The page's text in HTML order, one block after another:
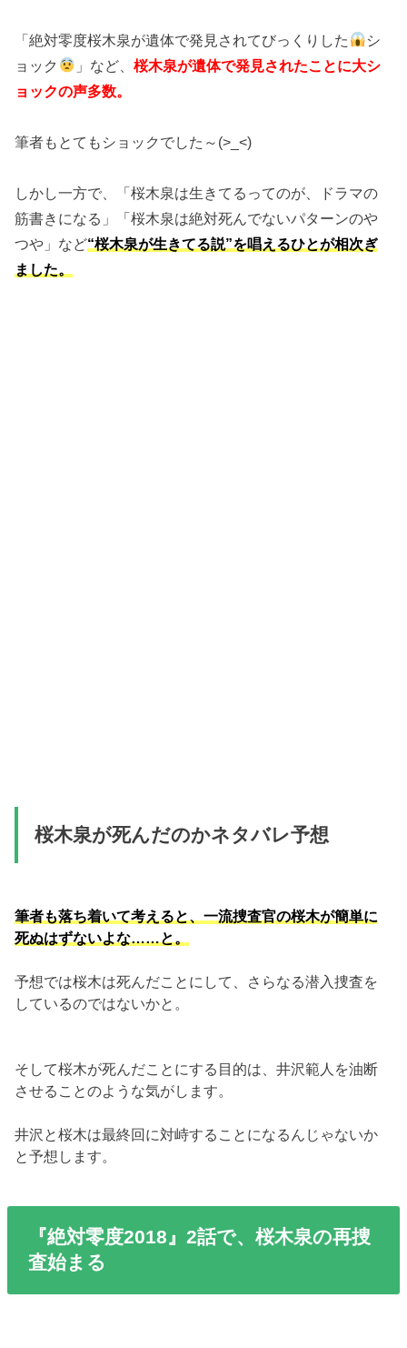
「絶対零度桜木泉が遺体で発見されてびっくりした
シ
ョック
」など、桜木泉が遺体で発見されたことに大シ
ョックの声多数。
筆者もとてもショックでした～(>_<)
しかし一方で、「桜木泉は生きてるってのが、ドラマの
筋書きになる」「桜木泉は絶対死んでないパターンのや
つや」など“桜木泉が生きてる説”を唱えるひとが相次ぎ
ました。
桜木泉が死んだのかネタバレ予想
筆者も落ち着いて考えると、一流捜査官の桜木が簡単に
死ぬはずないよな……と。
予想では桜木は死んだことにして、さらなる潜入捜査を
しているのではないかと。
そして桜木が死んだことにする目的は、井沢範人を油断
させることのような気がします。
井沢と桜木は最終回に対峙することになるんじゃないか
と予想します。
『絶対零度2018』2話で、桜木泉の再捜
査始まる